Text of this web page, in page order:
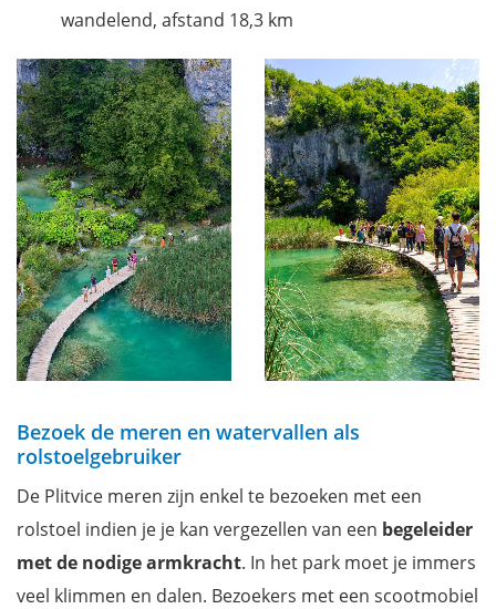
wandelend, afstand 18,3 km
Bezoek de meren en watervallen als
rolstoelgebruiker
De Plitvice meren zijn enkel te bezoeken met een
rolstoel indien je je kan vergezellen van een begeleider
met de nodige armkracht. In het park moet je immers
veel klimmen en dalen. Bezoekers met een scootmobiel